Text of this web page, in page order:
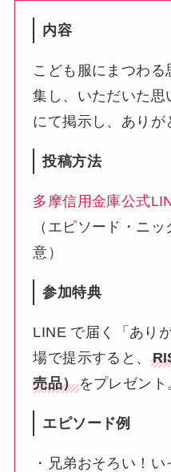
内容
こども服にまつわ
集し、いただいた思
にて掲示し、あり
投稿方法
多摩信用金庫公式
（エピソード・ニ
意）
参加特典
LINE で届く「あり
場で提示すると、
売品）をプレゼント
エピソード例
・兄弟おそろい！